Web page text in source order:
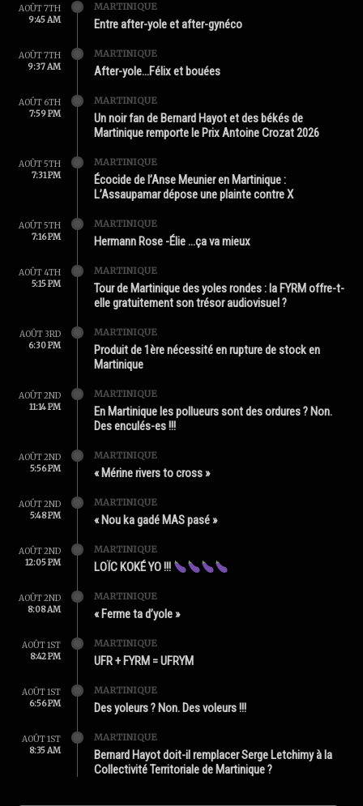
AOÛT 7TH
9:45 AM
MARTINIQUE
Entre after-yole et after-gynéco
AOÛT 7TH
9:37 AM
MARTINIQUE
After-yole…Félix et bouées
AOÛT 6TH
7:59 PM
MARTINIQUE
Un noir fan de Bernard Hayot et des békés de
Martinique remporte le Prix Antoine Crozat 2026
AOÛT 5TH
7:31 PM
MARTINIQUE
Écocide de l’Anse Meunier en Martinique :
L’Assaupamar dépose une plainte contre X
AOÛT 5TH
7:16 PM
MARTINIQUE
Hermann Rose -Élie …ça va mieux
AOÛT 4TH
5:15 PM
MARTINIQUE
Tour de Martinique des yoles rondes : la FYRM offre-t-
elle gratuitement son trésor audiovisuel ?
AOÛT 3RD
6:30 PM
MARTINIQUE
Produit de 1ère nécessité en rupture de stock en
Martinique
AOÛT 2ND
11:14 PM
MARTINIQUE
En Martinique les pollueurs sont des ordures ? Non.
Des enculés-es !!!
AOÛT 2ND
5:56 PM
MARTINIQUE
« Mérine rivers to cross »
AOÛT 2ND
5:48 PM
MARTINIQUE
« Nou ka gadé MAS pasé »
AOÛT 2ND
12:05 PM
MARTINIQUE
LOÏC KOKÉ YO !!!
AOÛT 2ND
8:08 AM
MARTINIQUE
« Ferme ta d’yole »
AOÛT 1ST
8:42 PM
MARTINIQUE
UFR + FYRM = UFRYM
AOÛT 1ST
6:56 PM
MARTINIQUE
Des yoleurs ? Non. Des voleurs !!!
AOÛT 1ST
8:35 AM
MARTINIQUE
Bernard Hayot doit-il remplacer Serge Letchimy à la
Collectivité Territoriale de Martinique ?